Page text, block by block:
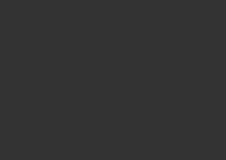
Ideaal voor
naaisetje